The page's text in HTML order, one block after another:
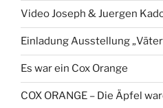
Video Joseph & Juergen
Einladung Ausstellung
Es war ein Cox Orange
COX ORANGE – Die Äpfel